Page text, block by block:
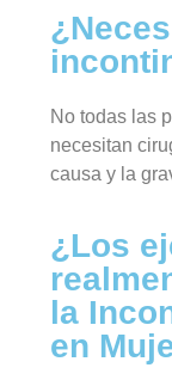
No todas las
necesitan
causa y la
¿Los
la
en